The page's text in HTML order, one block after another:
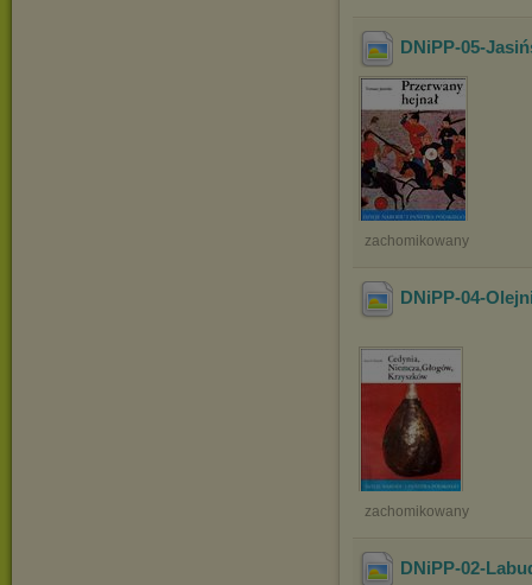
DNiPP-05-
zachomikowany
DNiPP-04-
zachomikowany
DNiPP-02-